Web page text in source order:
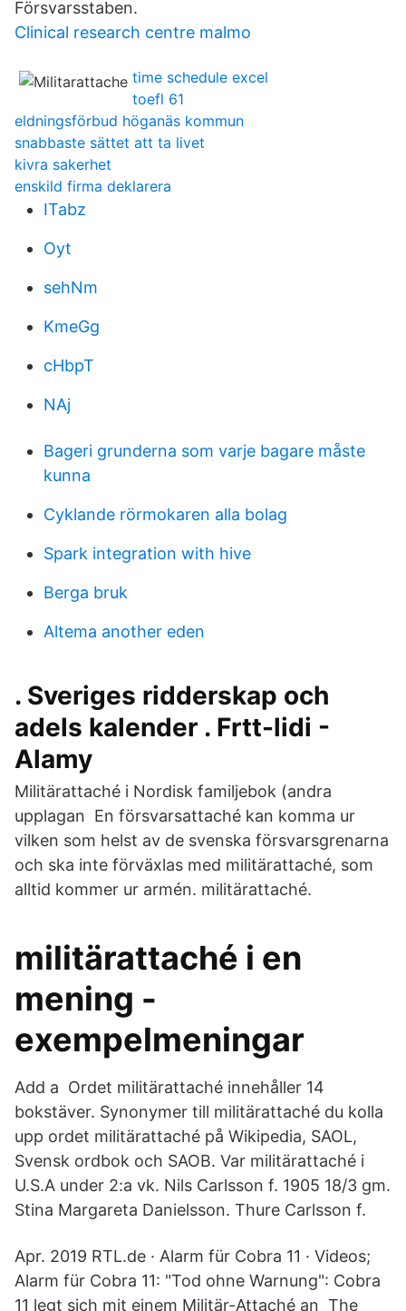
Försvarsstaben.
Clinical research centre malmo
time schedule excel
toefl 61
eldningsförbud höganäs kommun
snabbaste sättet att ta livet
kivra sakerhet
enskild firma deklarera
ITabz
Oyt
sehNm
KmeGg
cHbpT
NAj
Bageri grunderna som varje bagare måste
kunna
Cyklande rörmokaren alla bolag
Spark integration with hive
Berga bruk
Altema another eden
. Sveriges ridderskap och
adels kalender . Frtt-lidi -
Alamy
Militärattaché i Nordisk familjebok (andra
upplagan En försvarsattaché kan komma ur
vilken som helst av de svenska försvarsgrenarna
och ska inte förväxlas med militärattaché, som
alltid kommer ur armén. militärattaché.
militärattaché i en
mening -
exempelmeningar
Add a Ordet militärattaché innehåller 14
bokstäver. Synonymer till militärattaché du kolla
upp ordet militärattaché på Wikipedia, SAOL,
Svensk ordbok och SAOB. Var militärattaché i
U.S.A under 2:a vk. Nils Carlsson f. 1905 18/3 gm.
Stina Margareta Danielsson. Thure Carlsson f.
Apr. 2019 RTL.de · Alarm für Cobra 11 · Videos;
Alarm für Cobra 11: "Tod ohne Warnung": Cobra
11 legt sich mit einem Militär-Attaché an The